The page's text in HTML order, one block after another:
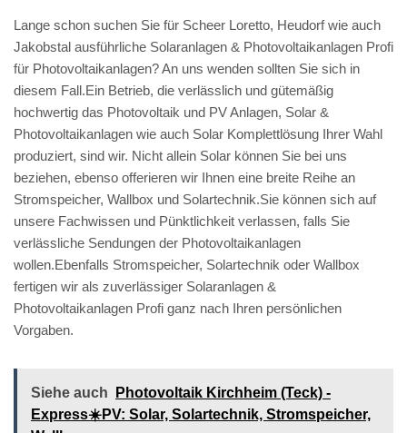
Lange schon suchen Sie für Scheer Loretto, Heudorf wie auch
Jakobstal ausführliche Solaranlagen & Photovoltaikanlagen Profi
für Photovoltaikanlagen? An uns wenden sollten Sie sich in
diesem Fall.Ein Betrieb, die verlässlich und gütemäßig
hochwertig das Photovoltaik und PV Anlagen, Solar &
Photovoltaikanlagen wie auch Solar Komplettlösung Ihrer Wahl
produziert, sind wir. Nicht allein Solar können Sie bei uns
beziehen, ebenso offerieren wir Ihnen eine breite Reihe an
Stromspeicher, Wallbox und Solartechnik.Sie können sich auf
unsere Fachwissen und Pünktlichkeit verlassen, falls Sie
verlässliche Sendungen der Photovoltaikanlagen
wollen.Ebenfalls Stromspeicher, Solartechnik oder Wallbox
fertigen wir als zuverlässiger Solaranlagen &
Photovoltaikanlagen Profi ganz nach Ihren persönlichen
Vorgaben.
Siehe auch
Photovoltaik Kirchheim (Teck) -
Express☀️PV️: Solar, Solartechnik, Stromspeicher,